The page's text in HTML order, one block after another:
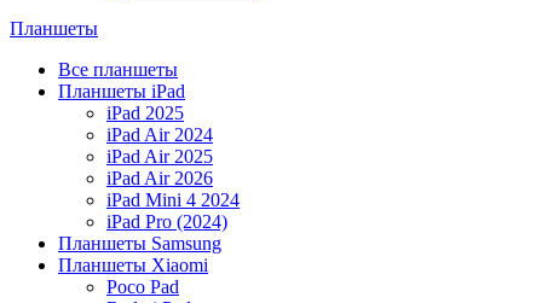
Планшеты
Все планшеты
Планшеты iPad
iPad 2025
iPad Air 2024
iPad Air 2025
iPad Air 2026
iPad Mini 4 2024
iPad Pro (2024)
Планшеты Samsung
Планшеты Xiaomi
Poco Pad